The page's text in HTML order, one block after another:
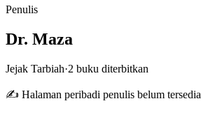
Penulis
Dr. Maza
Jejak Tarbiah·2 buku diterbitkan
✍️ Halaman peribadi penulis belum tersedia